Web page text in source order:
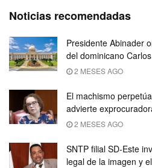
Noticias recomendadas
Presidente Abinader
del dominicano
2 MESES AGO
El machismo
advierte
2 MESES AGO
SNTP filial SD-Este
legal de la imagen y